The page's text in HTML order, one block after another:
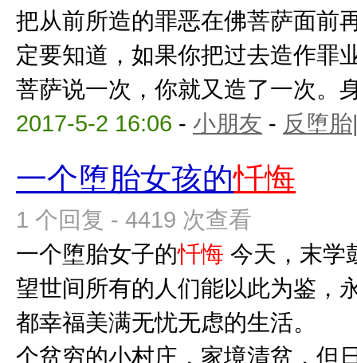
把从前所造的罪恶在佛菩萨面前
定要知道，如果你把过去造作罪
菩萨说一次，你就又造了一次。
2017-5-2 16:06 - 小朋友 - 反堕
一个堕胎女孩的忏悔
1 个回复 - 4419 次查看
一个堕胎女子的忏悔 今天，末学
望世间所有的人们能以此为鉴，
都幸福美满无忧无虑的生
个贫穷的小村庄，家境清贫，但